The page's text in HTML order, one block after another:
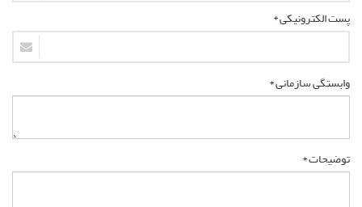
پست الکترونیکی *
وابستگی سازمانی *
توضیحات *